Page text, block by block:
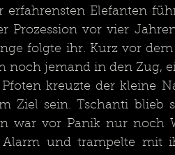
erfahrensten Elefanten
Prozession vor vier
folgte ihr. Kurz vor
kreuzte der kleine
Ziel sein. Tschanti
war vor Panik nur noch
Alarm und trampelte mit